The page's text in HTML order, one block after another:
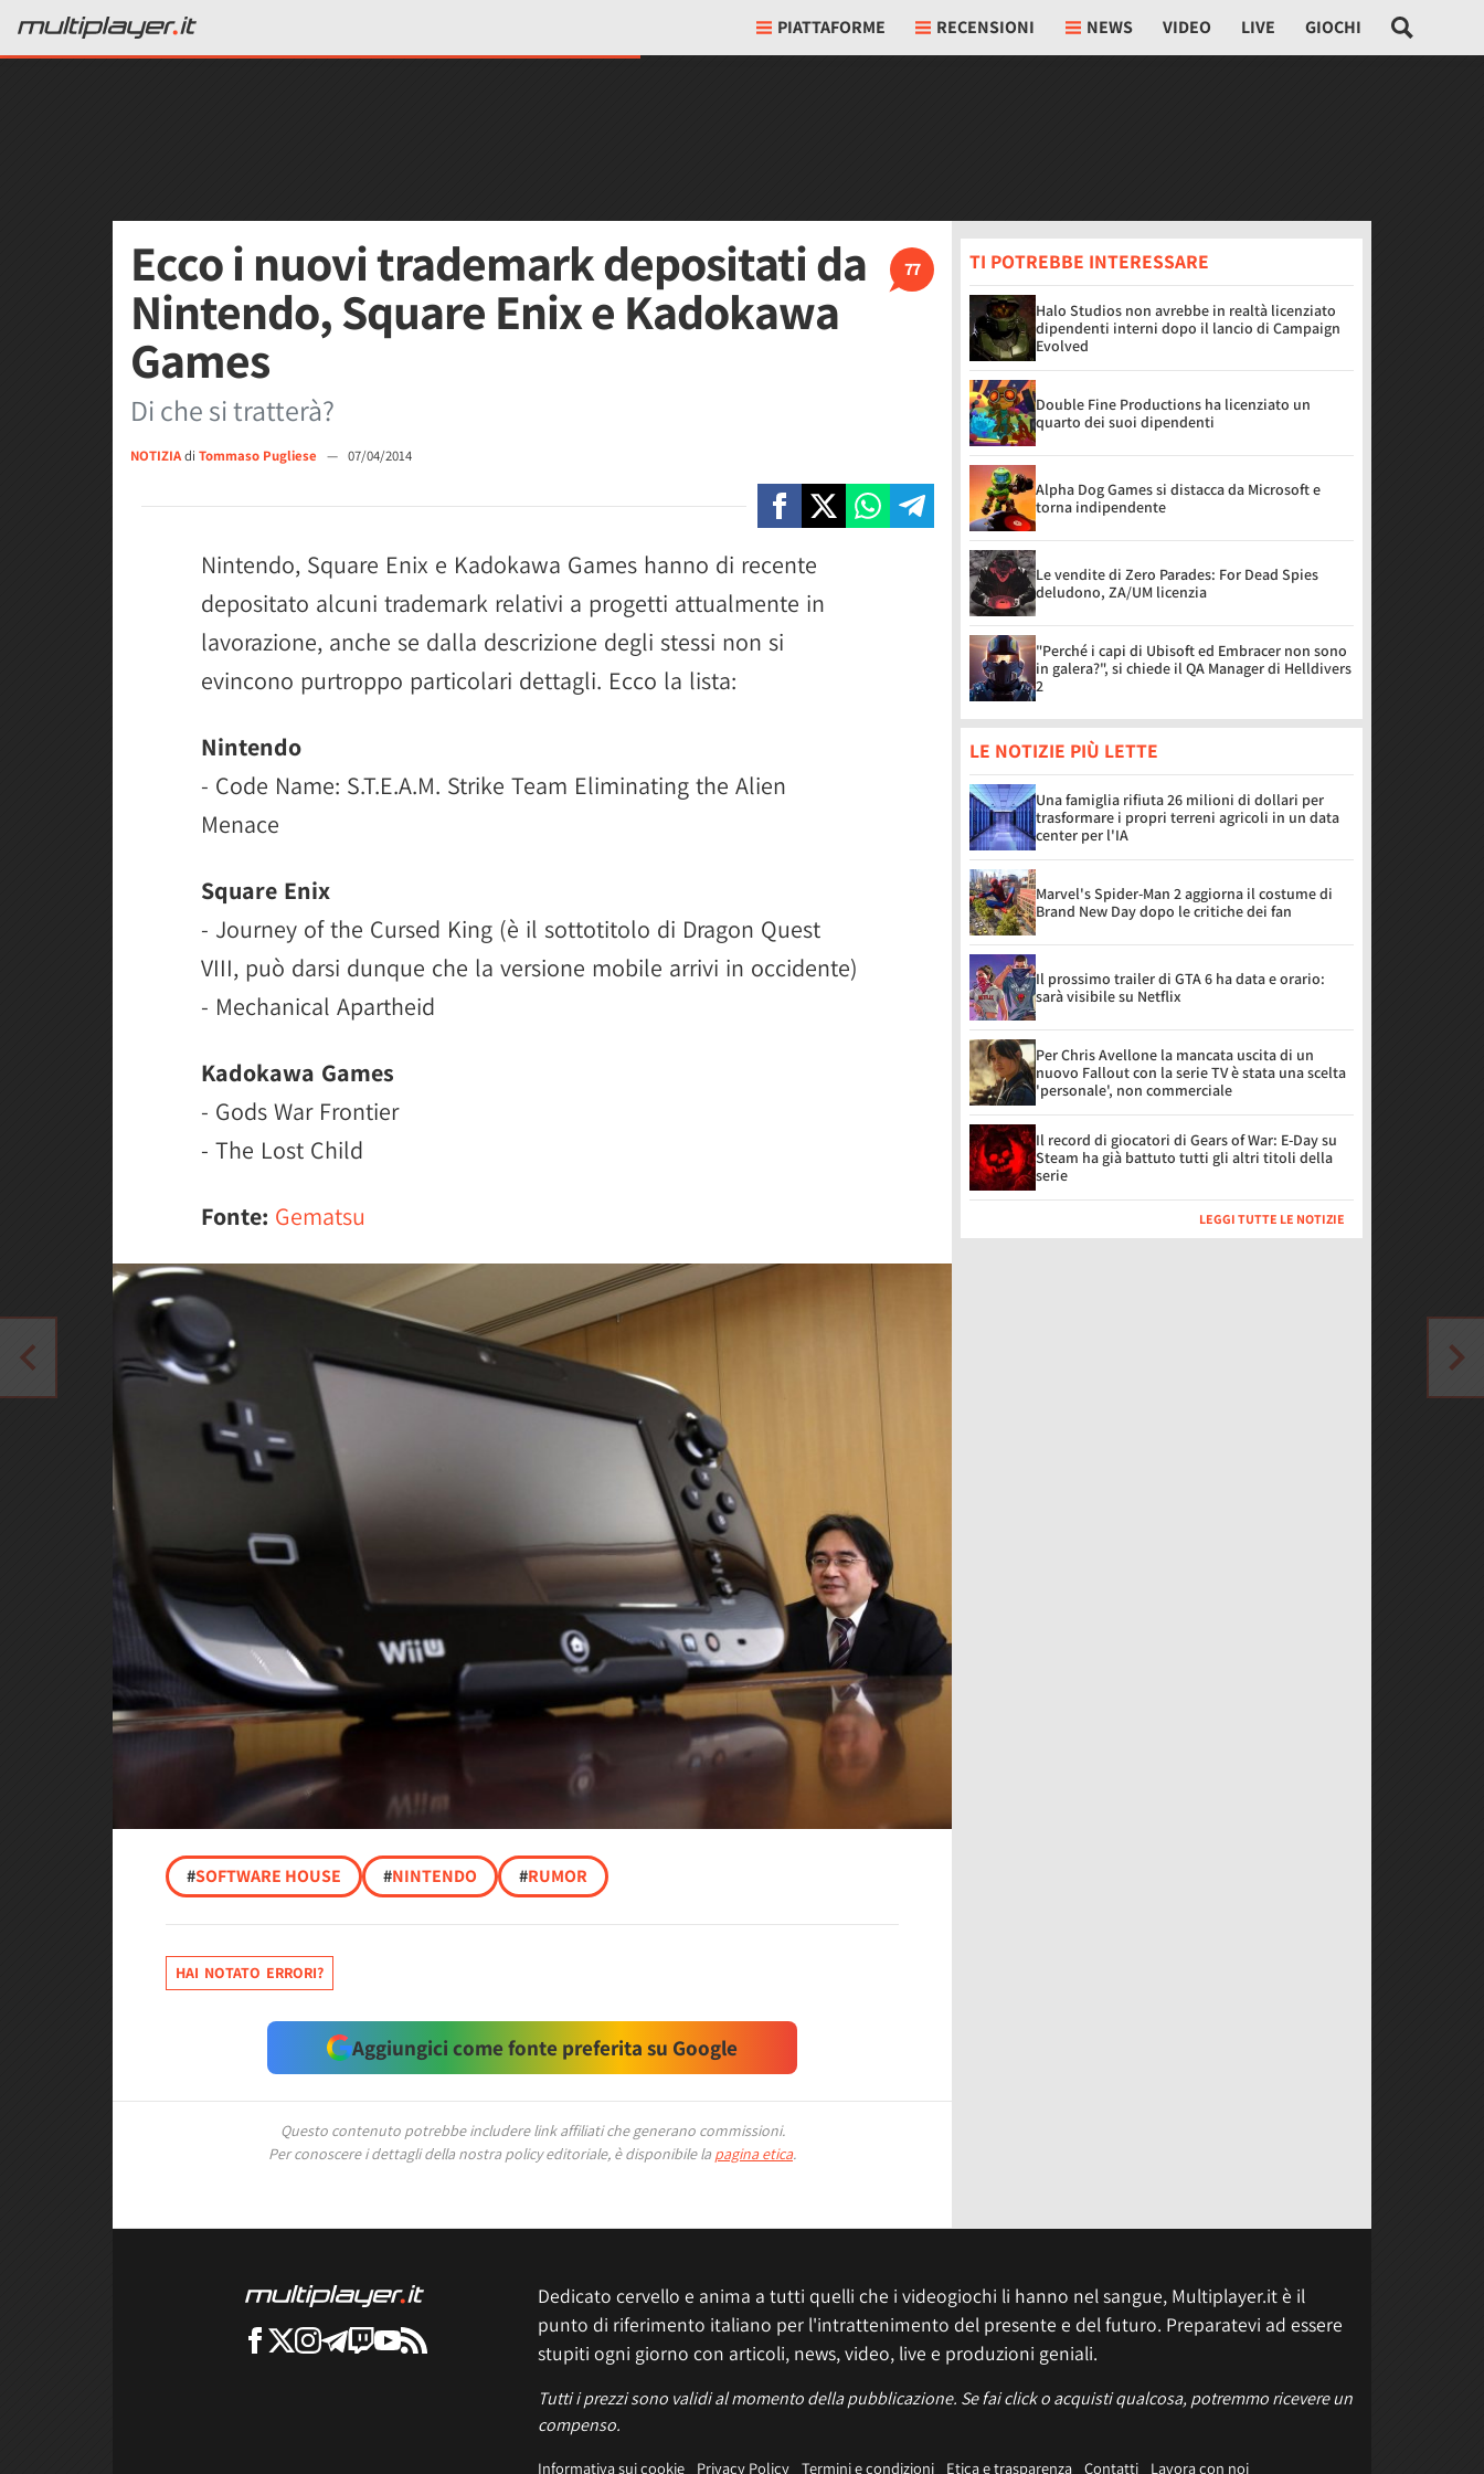
PIATTAFORME RECENSIONI NEWS VIDEO LIVE GIOCHI
77
Ecco i nuovi trademark depositati da
Nintendo, Square Enix e Kadokawa
Games
Di che si tratterà?
NOTIZIAdi Tommaso Pugliese — 07/04/2014
Nintendo, Square Enix e Kadokawa Games hanno di recente
depositato alcuni trademark relativi a progetti attualmente in
lavorazione, anche se dalla descrizione degli stessi non si
evincono purtroppo particolari dettagli. Ecco la lista:
Nintendo
- Code Name: S.T.E.A.M. Strike Team Eliminating the Alien
Menace
Square Enix
- Journey of the Cursed King (è il sottotitolo di Dragon Quest
VIII, può darsi dunque che la versione mobile arrivi in occidente)
- Mechanical Apartheid
Kadokawa Games
- Gods War Frontier
- The Lost Child
Fonte: Gematsu
#SOFTWARE HOUSE #NINTENDO #RUMOR
HAI NOTATO ERRORI?
Aggiungici come fonte preferita su Google
Questo contenuto potrebbe includere link affiliati che generano commissioni.
Per conoscere i dettagli della nostra policy editoriale, è disponibile la pagina etica.
TI POTREBBE INTERESSARE
Halo Studios non avrebbe in realtà licenziato
dipendenti interni dopo il lancio di Campaign
Evolved
Double Fine Productions ha licenziato un
quarto dei suoi dipendenti
Alpha Dog Games si distacca da Microsoft e
torna indipendente
Le vendite di Zero Parades: For Dead Spies
deludono, ZA/UM licenzia
"Perché i capi di Ubisoft ed Embracer non sono
in galera?", si chiede il QA Manager di Helldivers
2
LE NOTIZIE PIÙ LETTE
Una famiglia rifiuta 26 milioni di dollari per
trasformare i propri terreni agricoli in un data
center per l'IA
Marvel's Spider-Man 2 aggiorna il costume di
Brand New Day dopo le critiche dei fan
Il prossimo trailer di GTA 6 ha data e orario:
sarà visibile su Netflix
Per Chris Avellone la mancata uscita di un
nuovo Fallout con la serie TV è stata una scelta
'personale', non commerciale
Il record di giocatori di Gears of War: E-Day su
Steam ha già battuto tutti gli altri titoli della
serie
LEGGI TUTTE LE NOTIZIE
Dedicato cervello e anima a tutti quelli che i videogiochi li hanno nel sangue, Multiplayer.it è il
punto di riferimento italiano per l'intrattenimento del presente e del futuro. Preparatevi ad essere
stupiti ogni giorno con articoli, news, video, live e produzioni geniali.
Tutti i prezzi sono validi al momento della pubblicazione. Se fai click o acquisti qualcosa, potremmo ricevere un
compenso.
Informativa sui cookie Privacy Policy Termini e condizioni Etica e trasparenza Contatti Lavora con noi